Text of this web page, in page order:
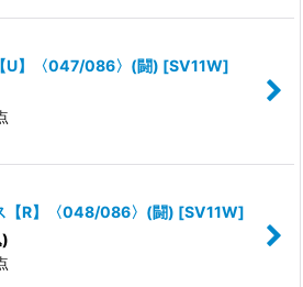
U】〈047/086〉(闘) [SV11W]
【R】〈048/086〉(闘) [SV11W]